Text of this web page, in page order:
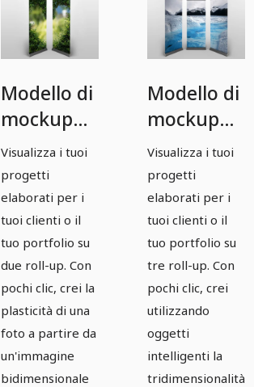
Modello di
mockup
Photoshop
per due
roll-up nel
formato
850mm x
2200mm
Visualizza i tuoi
progetti
elaborati per i
tuoi clienti o il
tuo portfolio su
due roll-up. Con
pochi clic, crei la
plasticità di una
foto a partire da
un'immagine
bidimensionale
Modello di
mockup
Photoshop
per tre
roll-up nel
formato
850mm x
2200mm
Visualizza i tuoi
progetti
elaborati per i
tuoi clienti o il
tuo portfolio su
tre roll-up. Con
pochi clic, crei
utilizzando
oggetti
intelligenti la
tridimensionalità